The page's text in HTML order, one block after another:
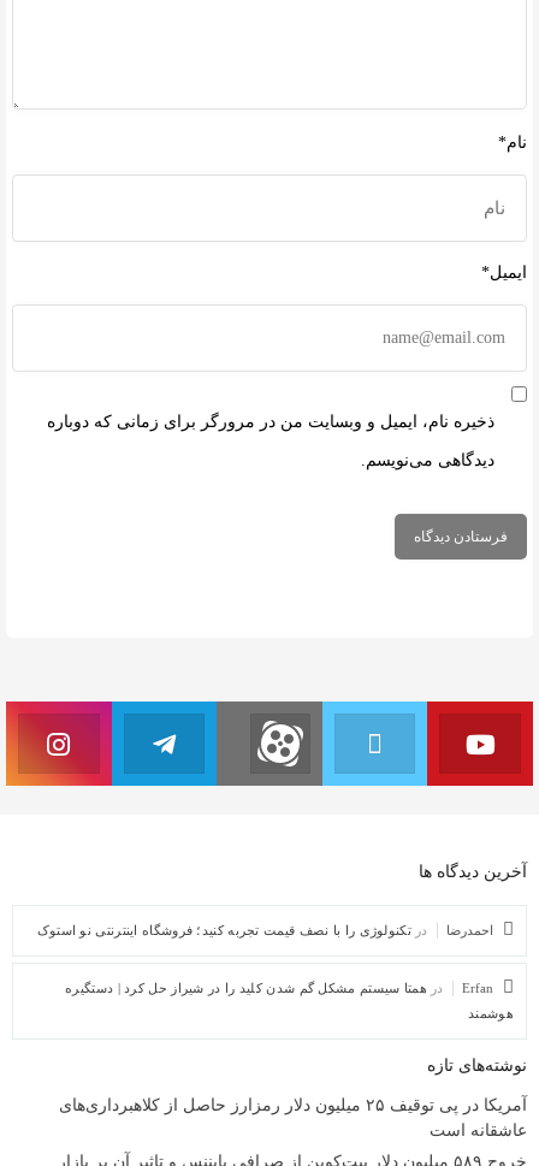
نام*
ایمیل*
ذخیره نام، ایمیل و وبسایت من در مرورگر برای زمانی که دوباره
دیدگاهی می‌نویسم.
آخرین دیدگاه ها
احمدرضا در تکنولوژی را با نصف قیمت تجربه کنید؛ فروشگاه اینترنتی نو استوک
Erfan در همتا سیستم مشکل گم شدن کلید را در شیراز حل کرد | دستگیره
هوشمند
نوشته‌های تازه
آمریکا در پی توقیف ۲۵ میلیون دلار رمزارز حاصل از کلاهبرداری‌های
عاشقانه است
خروج ۵۸۹ میلیون دلار بیت‌کوین از صرافی بایننس و تاثیر آن بر بازار